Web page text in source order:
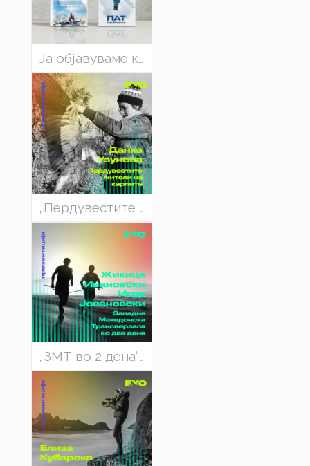
Ја објавуваме книгата „Пат“ на словенечкиот алпинист-поет, Нејц Заплотник
„Пердувестите жители на карпите“ - Данка Узунова
„ЗМТ во 2 дена“ - Игор Јовановски и Жикица Ивановски